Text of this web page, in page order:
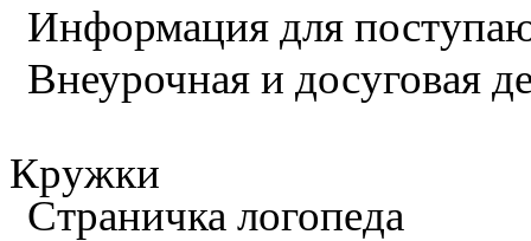
Информация для
Внеурочная и досуговая
Кружки
Страничка логопеда